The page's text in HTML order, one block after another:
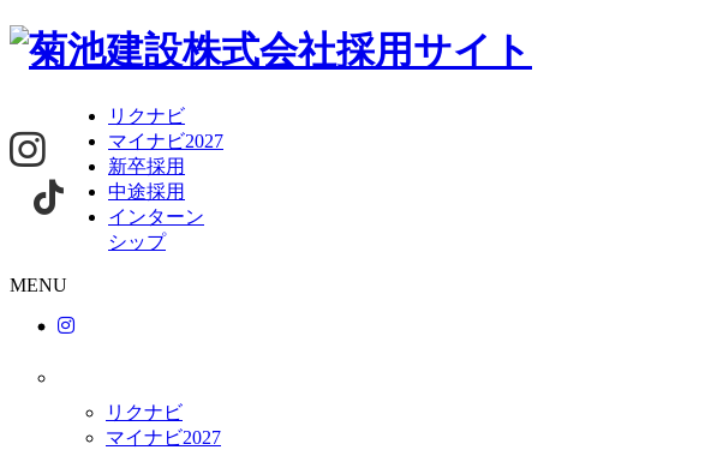
リクナビ
マイナビ2027
新卒採用
中途採用
インターン
シップ
MENU
リクナビ
マイナビ2027